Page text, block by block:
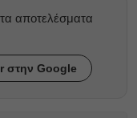
αποτελέσματα
στην Google